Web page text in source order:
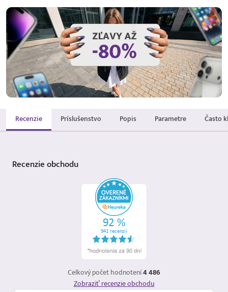
Recenzie Príslušenstvo Popis Parametre Často
Recenzieobchodu
Celkový počet hodnotení4 486
Zobraziť recenzie obchodu